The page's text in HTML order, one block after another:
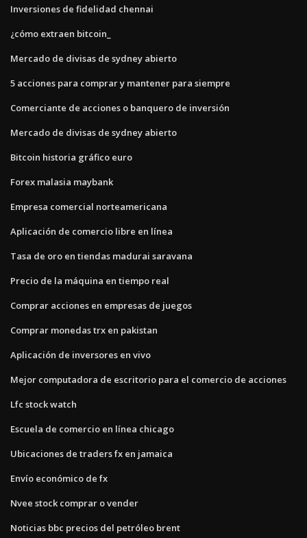
Inversiones de fidelidad chennai
¿cómo extraen bitcoin_
Mercado de divisas de sydney abierto
5 acciones para comprar y mantener para siempre
Comerciante de acciones o banquero de inversión
Mercado de divisas de sydney abierto
Bitcoin historia gráfico euro
Forex malasia maybank
Empresa comercial norteamericana
Aplicación de comercio libre en línea
Tasa de oro en tiendas madurai saravana
Precio de la máquina en tiempo real
Comprar acciones en empresas de juegos
Comprar monedas trx en pakistan
Aplicación de inversores en vivo
Mejor computadora de escritorio para el comercio de acciones
Lfc stock watch
Escuela de comercio en línea chicago
Ubicaciones de traders fx en jamaica
Envío económico de fx
Nvee stock comprar o vender
Noticias bbc precios del petróleo brent